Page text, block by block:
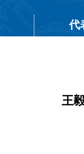
代
王